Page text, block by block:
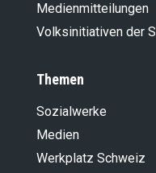
Medienmitteilungen
Volksinitiativen der
Themen
Sozialwerke
Medien
Werkplatz Schweiz